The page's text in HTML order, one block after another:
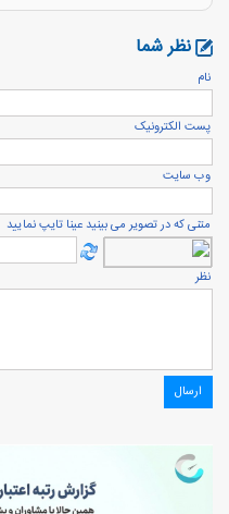
نظر شما
نام
پست الكترونيک
وب سایت
متنی که در تصویر می بینید عینا تایپ نمایید
نظر